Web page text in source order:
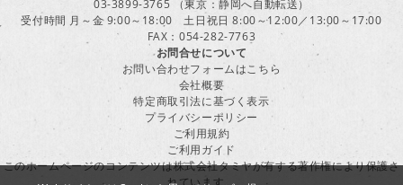
03-3899-3765 （東京：静岡へ自動転送）
受付時間 月～金 9:00～18:00 土日祝日 8:00～12:00／13:00～17:00
FAX：054-282-7763
お問合せについて
お問い合わせフォームはこちら
会社概要
特定商取引法に基づく表示
プライバシーポリシー
ご利用規約
ご利用ガイド
このホームページのコンテンツは株式会社タミヤが有する著作権により保護さ
れています。